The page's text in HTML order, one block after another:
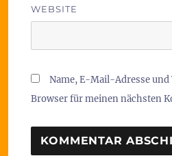
WEBSITE
Name, E-Mail-Adresse und
Browser für meinen nächsten